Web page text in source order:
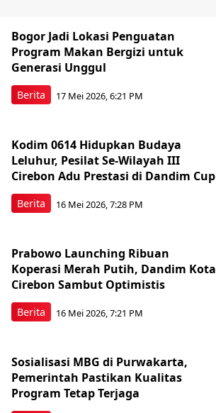
Berita
Bogor Jadi Lokasi Penguatan
Program Makan Bergizi untuk
Generasi Unggul
17 Mei 2026, 6:21 PM
Berita
Kodim 0614 Hidupkan Budaya
Leluhur, Pesilat Se-Wilayah III
Cirebon Adu Prestasi di Dandim Cup
16 Mei 2026, 7:28 PM
Berita
Prabowo Launching Ribuan
Koperasi Merah Putih, Dandim Kota
Cirebon Sambut Optimistis
16 Mei 2026, 7:21 PM
Sosialisasi MBG di Purwakarta,
Pemerintah Pastikan Kualitas
Program Tetap Terjaga